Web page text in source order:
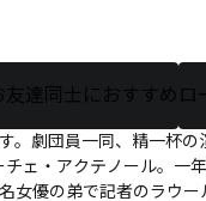
友達同士におすすめ ロ
劇団員一同、精一杯
ェ・アクテノール。一
女優の弟で記者のラウ